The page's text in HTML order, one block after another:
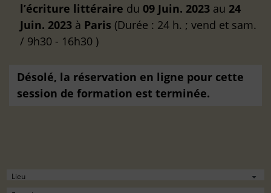
l’écriture littéraire du 09 Juin. 2023 au 24
Juin. 2023 à Paris (Durée : 24 h. ; vend et sam.
/ 9h30 - 16h30 )
Désolé, la réservation en ligne pour cette
session de formation est terminée.